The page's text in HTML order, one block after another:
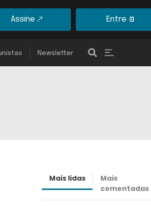
Assine Entre
Newsletter
Mais lidas
Mais
comentadas